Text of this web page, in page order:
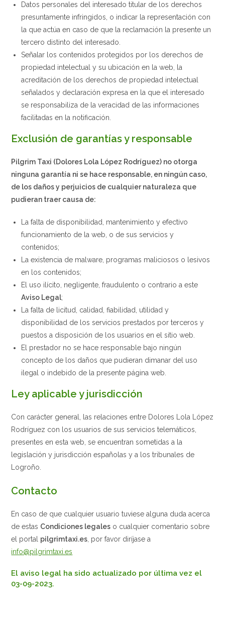
Datos personales del interesado titular de los derechos
presuntamente infringidos, o indicar la representación con
la que actúa en caso de que la reclamación la presente un
tercero distinto del interesado.
Señalar los contenidos protegidos por los derechos de
propiedad intelectual y su ubicación en la web, la
acreditación de los derechos de propiedad intelectual
señalados y declaración expresa en la que el interesado
se responsabiliza de la veracidad de las informaciones
facilitadas en la notificación.
Exclusión de garantías y responsable
Pilgrim Taxi (Dolores Lola López Rodríguez) no otorga
ninguna garantía ni se hace responsable, en ningún caso,
de los daños y perjuicios de cualquier naturaleza que
pudieran traer causa de:
La falta de disponibilidad, mantenimiento y efectivo
funcionamiento de la web, o de sus servicios y
contenidos;
La existencia de malware, programas maliciosos o lesivos
en los contenidos;
El uso ilícito, negligente, fraudulento o contrario a este
Aviso Legal;
La falta de licitud, calidad, fiabilidad, utilidad y
disponibilidad de los servicios prestados por terceros y
puestos a disposición de los usuarios en el sitio web.
El prestador no se hace responsable bajo ningún
concepto de los daños que pudieran dimanar del uso
ilegal o indebido de la presente página web.
Ley aplicable y jurisdicción
Con carácter general, las relaciones entre Dolores Lola López
Rodríguez con los usuarios de sus servicios telemáticos,
presentes en esta web, se encuentran sometidas a la
legislación y jurisdicción españolas y a los tribunales de
Logroño.
Contacto
En caso de que cualquier usuario tuviese alguna duda acerca
de estas Condiciones legales o cualquier comentario sobre
el portal pilgrimtaxi.es , por favor diríjase a
info@pilgrimtaxi.es
El aviso legal ha sido actualizado por última vez el
03-09-2023.